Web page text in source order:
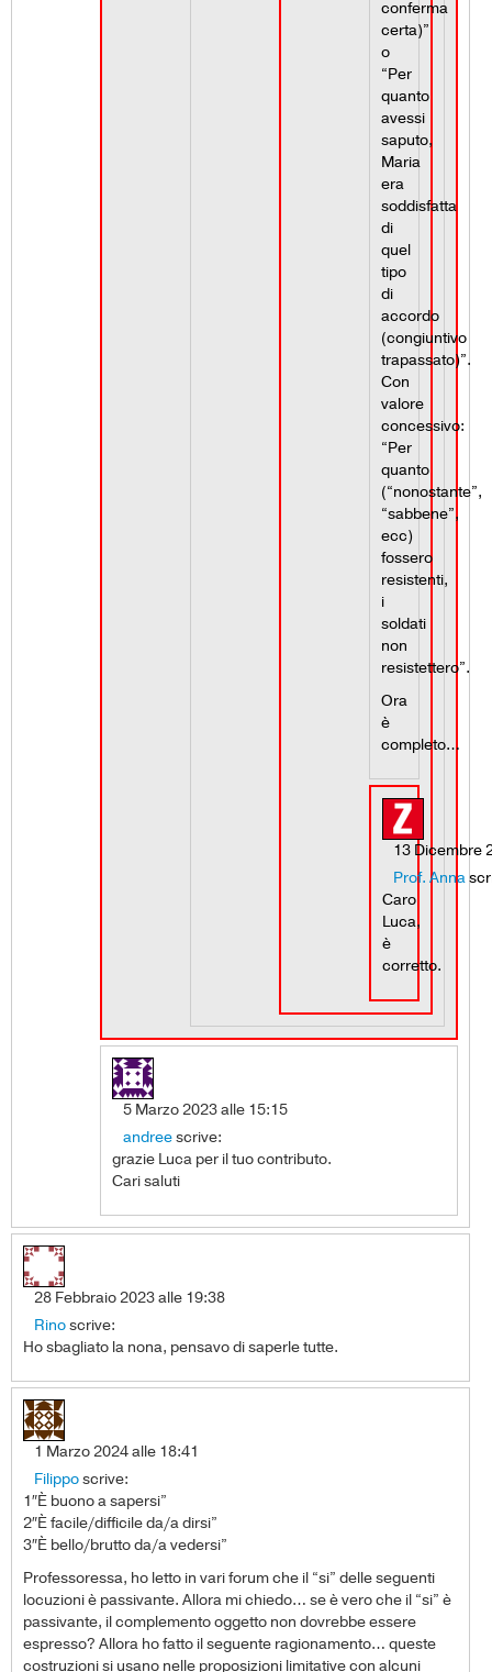
conferma
certa)”
o
“Per
quanto
avessi
saputo,
Maria
era
soddisfatta
di
quel
tipo
di
accordo
(congiuntivo
trapassato)”.
Con
valore
concessivo:
“Per
quanto
(“nonostante”,
“sabbene”,
ecc)
fossero
resistenti,
i
soldati
non
resistettero”.
Ora
è
completo…
13 Dicembre
Prof. Anna
Caro
Luca,
è
corretto.
5 Marzo 2023 alle 15:15
andreescrive:
grazie Luca per il tuo contributo.
Cari saluti
28 Febbraio 2023 alle 19:38
Rinoscrive:
Ho sbagliato la nona, pensavo di saperle tutte.
1 Marzo 2024 alle 18:41
Filipposcrive:
1″È buono a sapersi”
2″È facile/difficile da/a dirsi”
3″È bello/brutto da/a vedersi”
Professoressa, ho letto in vari forum che il “si” delle seguenti
locuzioni è passivante. Allora mi chiedo… se è vero che il “si” è
passivante, il complemento oggetto non dovrebbe essere
espresso? Allora ho fatto il seguente ragionamento… queste
costruzioni si usano nelle proposizioni limitative con alcuni